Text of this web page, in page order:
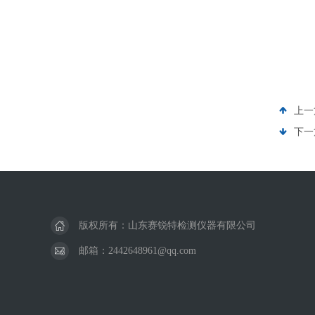
上
下
版权所有：山东赛锐特检测仪器有限公司
邮箱：2442648961@qq.com